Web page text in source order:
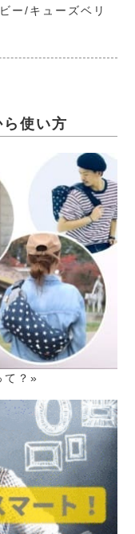
ー/キューズベリ
使い方
て？»